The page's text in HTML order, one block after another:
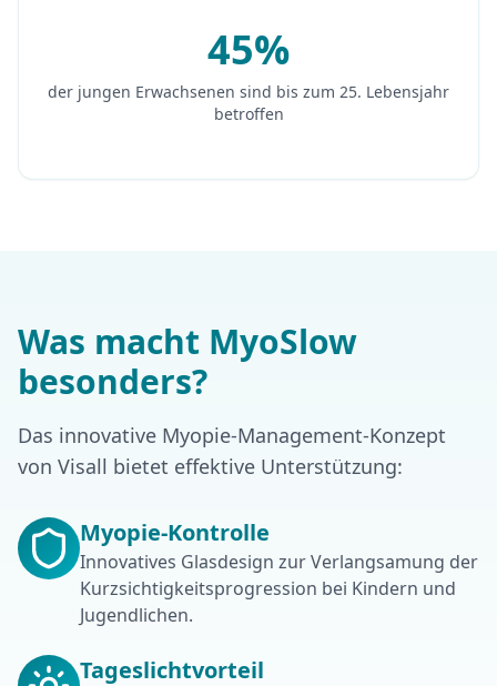
45%
der jungen Erwachsenen sind bis zum 25. Lebensjahr
betroffen
Was macht MyoSlow
besonders?
Das innovative Myopie-Management-Konzept
von Visall bietet effektive Unterstützung:
Myopie-Kontrolle
Innovatives Glasdesign zur Verlangsamung der
Kurzsichtigkeitsprogression bei Kindern und
Jugendlichen.
Tageslichtvorteil